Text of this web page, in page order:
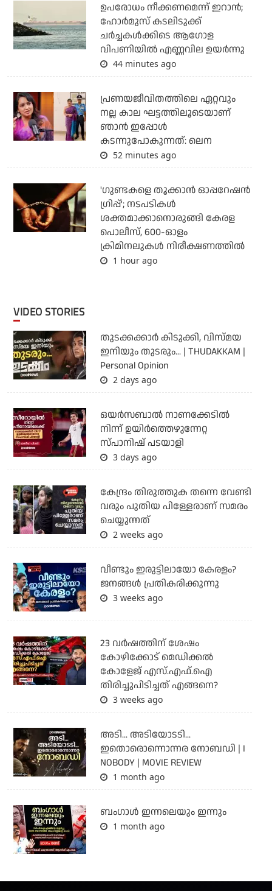
ഉപരോധം നീക്കണമെന്ന് ഇറാന്‍;
ഹോര്‍മുസ് കടലിടുക്ക്
ചര്‍ച്ചകള്‍ക്കിടെ ആഗോള
വിപണിയില്‍ എണ്ണവില ഉയര്‍ന്നു
44 minutes ago
പ്രണയജീവിതത്തിലെ ഏറ്റവും
നല്ല കാല ഘട്ടത്തിലൂടെയാണ്
ഞാൻ ഇപ്പോൾ
കടന്നുപോകുന്നത്: ലെന
52 minutes ago
'ഗുണ്ടകളെ തൂക്കാന്‍ ഓപ്പറേഷന്‍
ഗ്രിപ്പ്'; നടപടികള്‍
ശക്തമാക്കാനൊരുങ്ങി കേരള
പൊലീസ്, 600-ഓളം
ക്രിമിനലുകള്‍ നിരീക്ഷണത്തില്‍
1 hour ago
VIDEO STORIES
തുടക്കക്കാര്‍ കിടുക്കി, വിസ്മയ
ഇനിയും തുടരും... | THUDAKKAM |
Personal Opinion
2 days ago
ഒയര്‍സബാൽ നാണക്കേടിൽ
നിന്ന് ഉയിർത്തെഴുന്നേറ്റ
സ്പാനിഷ് പടയാളി
3 days ago
കേന്ദ്രം തിരുത്തുക തന്നെ വേണ്ടി
വരും പുതിയ പിള്ളേരാണ് സമരം
ചെയ്യുന്നത്
2 weeks ago
വീണ്ടും ഇരുട്ടിലായോ കേരളം?
ജനങ്ങൾ പ്രതികരിക്കുന്നു
3 weeks ago
23 വർഷത്തിന് ശേഷം
കോഴിക്കോട് മെഡിക്കൽ
കോളേജ് എസ്.എഫ്.ഐ
തിരിച്ചുപിടിച്ചത് എങ്ങനെ?
3 weeks ago
അടി... അടിയോടടി...
ഇതൊരൊന്നൊന്നര നോബഡി | I
NOBODY | MOVIE REVIEW
1 month ago
ബംഗാള്‍ ഇന്നലെയും ഇന്നും
1 month ago